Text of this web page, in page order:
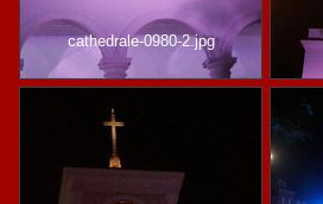
cathedrale-0980-2.jpg